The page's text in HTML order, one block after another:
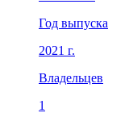
Год выпуска
2021 г.
Владельцев
1